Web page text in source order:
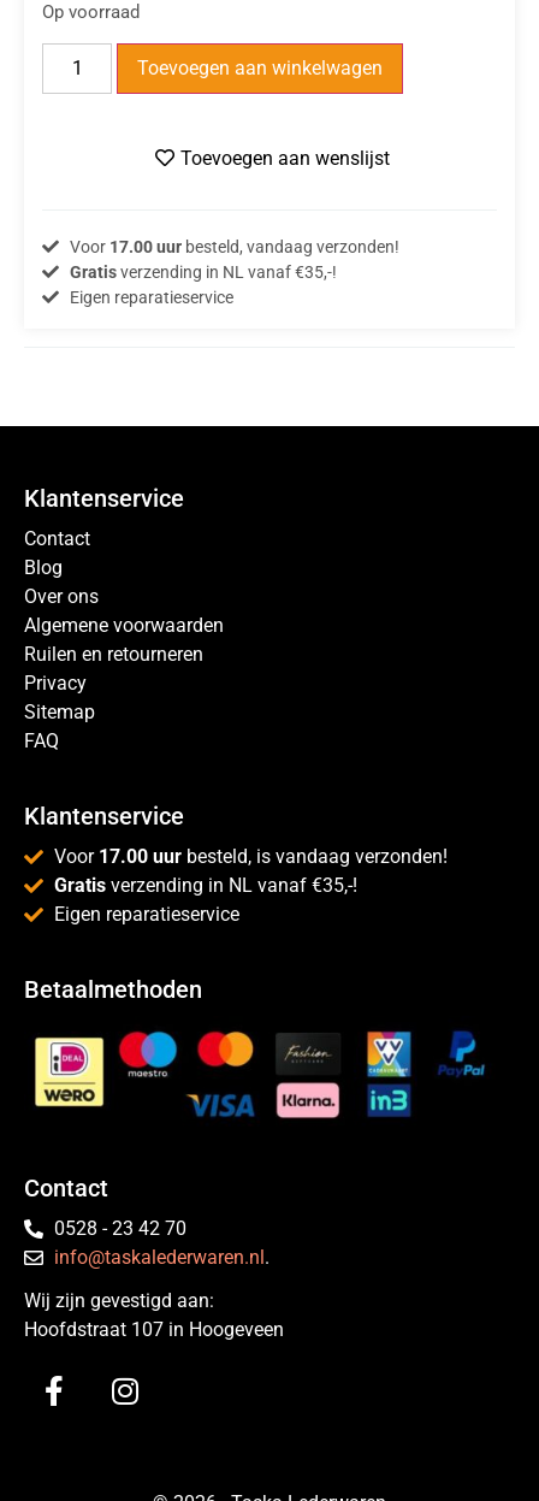
Op voorraad
Toevoegen aan winkelwagen
Toevoegen aan wenslijst
Voor 17.00 uurbesteld, vandaag verzonden!
Gratisverzending in NL vanaf €35,-!
Eigen reparatieservice
Klantenservice
Contact
Blog
Over ons
Algemene voorwaarden
Ruilen en retourneren
Privacy
Sitemap
FAQ
Klantenservice
Voor 17.00 uur besteld, is vandaag verzonden!
Gratis verzending in NL vanaf €35,-!
Eigen reparatieservice
Betaalmethoden
Contact
0528 - 23 42 70
info@taskalederwaren.nl.
Wij zijn gevestigd aan:
Hoofdstraat 107 in Hoogeveen